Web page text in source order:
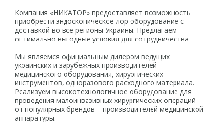
Компания «НИКАТОР» предоставляет возможность
приобрести эндоскопическое лор оборудование с
доставкой во все регионы Украины. Предлагаем
оптимально выгодные условия для сотрудничества.
Мы являемся официальным дилером ведущих
украинских и зарубежных производителей
медицинского оборудования, хирургических
инструментов, одноразового расходного материала.
Реализуем высокотехнологичное оборудование для
проведения малоинвазивных хирургических операций
от популярных брендов – производителей медицинской
аппаратуры.